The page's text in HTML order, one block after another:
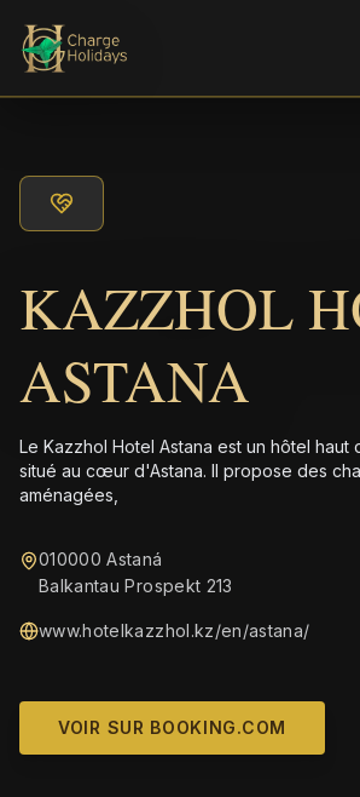
KAZZHOL
ASTANA
Le Kazzhol Hotel Astana est un hôtel haut
situé au cœur d'Astana. Il propose des
aménagées,
010000 Astaná
Balkantau Prospekt 213
www.hotelkazzhol.kz/en/astana/
VOIR SUR BOOKING.COM